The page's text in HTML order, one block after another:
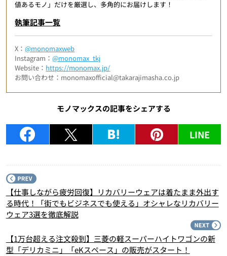
値あるモノ」だけを厳選し、多角的にお届けします！
執筆記事一覧
X：@monomaxweb
Instagram：@monomax_tkj
Website： https://monomax.jp/
お問い合わせ：monomaxofficial@takarajimasha.co.jp
モノマックスの記事をシェアする
LINE
【仕事しながら疲労回復】リカバリーウェアは着たまま外出す
る時代！「街でもビジネスでも使える」オシャレなリカバリー
ウェア3選を徹底解説
【1万台超える注文殺到】三菱の軽スーパーハイトワゴンの新
型「デリカミニ」「eKスペース」の販売がスタート！